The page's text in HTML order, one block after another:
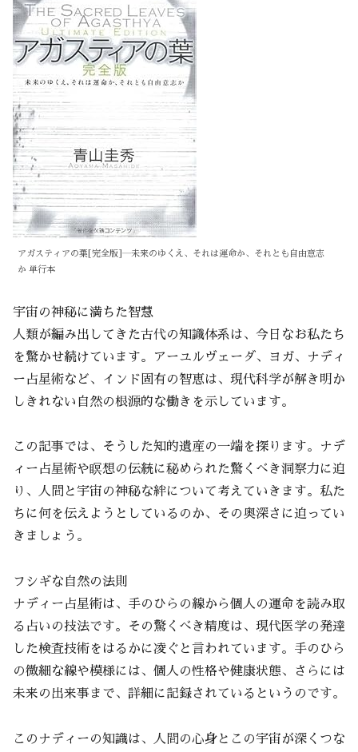
アガスティアの葉[完全版]―未来のゆくえ、それは運命か、それとも自由意志
か 単行本
宇宙の神秘に満ちた智慧
人類が編み出してきた古代の知識体系は、今日なお私たち
を驚かせ続けています。アーユルヴェーダ、ヨガ、ナディ
ー占星術など、インド固有の智恵は、現代科学が解き明か
しきれない自然の根源的な働きを示しています。
この記事では、そうした知的遺産の一端を探ります。ナデ
ィー占星術や瞑想の伝統に秘められた驚くべき洞察力に迫
り、人間と宇宙の神秘な絆について考えていきます。私た
ちに何を伝えようとしているのか、その奥深さに迫ってい
きましょう。
フシギな自然の法則
ナディー占星術は、手のひらの線から個人の運命を読み取
る占いの技法です。その驚くべき精度は、現代医学の発達
した検査技術をはるかに凌ぐと言われています。手のひら
の微細な線や模様には、個人の性格や健康状態、さらには
未来の出来事まで、詳細に記録されているというのです。
このナディーの知識は、人間の心身とこの宇宙が深くつな